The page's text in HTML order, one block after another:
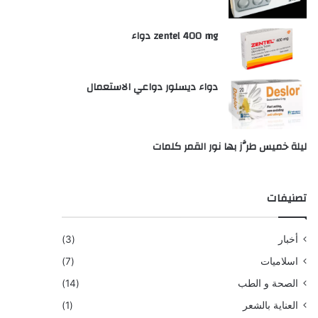
zentel 400 mg دواء
دواء ديسلور دواعي الاستعمال
ليلة خميس طرَّز بها نور القمر كلمات
تصنيفات
أخبار
(3)
اسلاميات
(7)
الصحة و الطب
(14)
العناية بالشعر
(1)